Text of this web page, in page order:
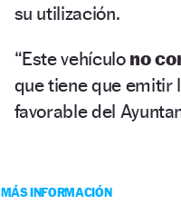
su utilización.
“Este vehículo no
que tiene que emitir
favorable del
MÁS INFORMACIÓN